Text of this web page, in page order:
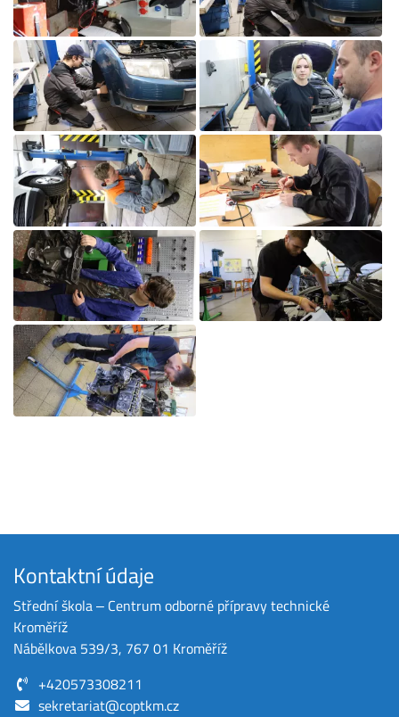
Kontaktní údaje
Střední škola ‒ Centrum odborné přípravy technické
Kroměříž
Nábělkova 539/3, 767 01 Kroměříž
+420573308211
sekretariat@coptkm.cz